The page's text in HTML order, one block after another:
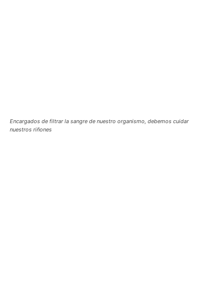
Encargados de filtrar la sangre de nuestro organismo, debemos cuidar
nuestros riñones